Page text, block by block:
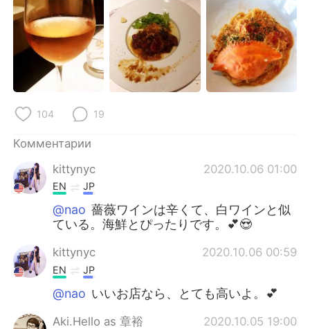
Deutsch 日本語
한국어 ไทย
Indonesia Italiano
Português
104 19
Комментарии
kittynyc
2020.10.06 01:00
EN JP
@nao 薔薇ワインは辛くて、白ワインと似
ている。海鮮とぴったりです。💕😍
kittynyc 2020.10.06 00:59
EN JP
@nao いいお店なら、とても高いよ。💕
Aki.Hello as 章裕 2020.10.05 19:00